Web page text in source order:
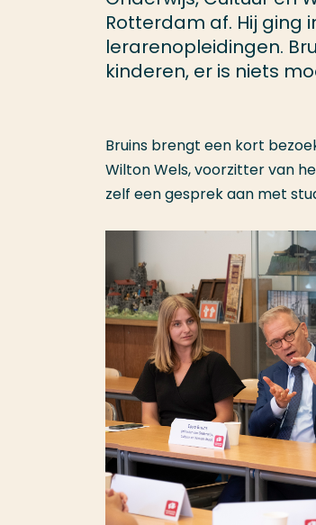
Rotterdam af. Hij ging
lerarenopleidingen.
kinderen, er is niets
Bruins brengt een kort
Wilton Wels, voorzitter van
zelf een gesprek aan met